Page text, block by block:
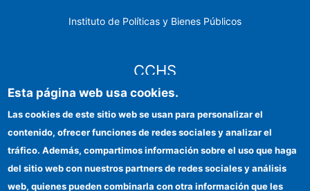
Instituto de Políticas y Bienes Públicos
CCHS
Identidad institucional
Esta página web usa cookies.
Las cookies de este sitio web se usan para personalizar el
contenido, ofrecer funciones de redes sociales y analizar el
tráfico. Además, compartimos información sobre el uso que haga
del sitio web con nuestros partners de redes sociales y análisis
web, quienes pueden combinarla con otra información que les